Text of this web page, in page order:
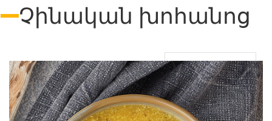
Չինական խոհանոց